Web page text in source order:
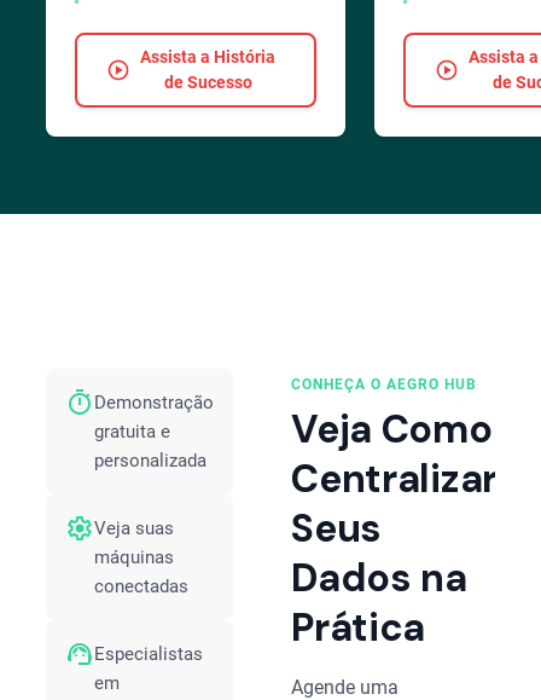
play_circle Assista a História
de Sucesso
play_circle Assista
de
CONHEÇA O AEGRO HUB
Veja Como
Centralizar
Seus
Dados na
Prática
Agende uma
timer Demonstração
gratuita e
personalizada
settingsVeja suas
máquinas
conectadas
support_agentEspecialistas
em